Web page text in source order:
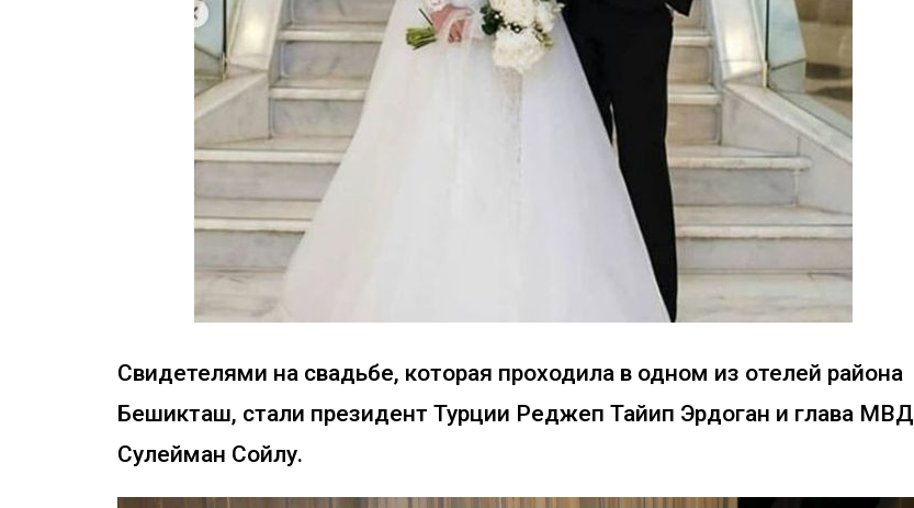
Свидетелями на свадьбе, которая проходила в одном из отелей района
Бешикташ, стали президент Турции Реджеп Тайип Эрдоган и глава МВД
Сулейман Сойлу.